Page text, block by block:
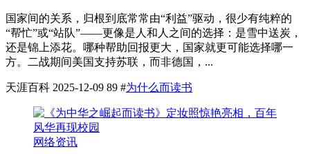
国家间的关系，归根到底常常由“利益”驱动，很少有纯粹的
“帮忙”或“站队”——更像是人和人之间的选择：是雪中送炭，
还是锦上添花。哪种帮助回报更大，国家就更可能选择哪一
方。二战期间美国支持苏联，而非德国，...
天涯百科 2025-12-09 89 #为什么而读书
网络资讯